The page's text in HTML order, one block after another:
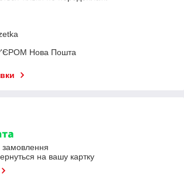
Нова Пошта
замовлення
на вашу картку